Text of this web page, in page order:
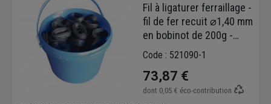
Fil à ligaturer ferraillage -
fil de fer recuit ⌀1,40 mm
en bobinot de 200g -
Seau de 20 kg
Code : 521090-1
73,87 €
dont 0,05 € éco-contribution